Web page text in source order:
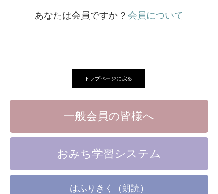
あなたは会員ですか ? 会員について
トップページに戻る
一般会員の皆様へ
おみち学習システム
はふりきく（朗読）